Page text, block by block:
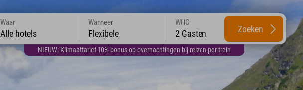
NIEUW: Klimaattarief 10% bonus op overnachtingen bij reizen per trein
Waar
Alle hotels
Wanneer
Flexibele
WHO
2 Gasten Zoeken